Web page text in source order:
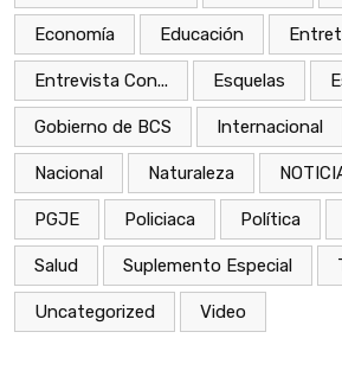
Economía Educación
Entrevista Con... Esquelas
Gobierno de BCS Internacional
Nacional Naturaleza
PGJE Policiaca Política
Salud Suplemento Especial
Uncategorized Video